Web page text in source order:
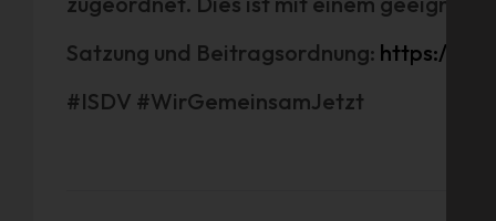
Satzung und Beitragsordnung: https://
#ISDV #WirGemeinsamJetzt